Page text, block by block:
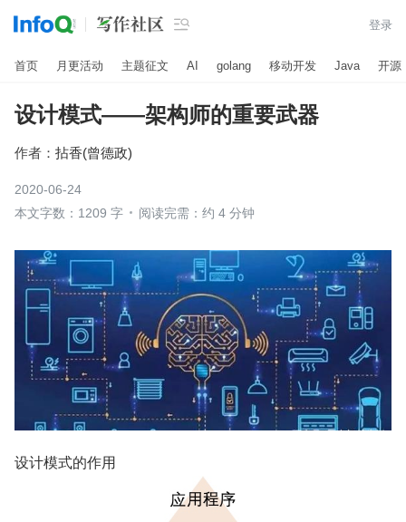
 登录
首页 月更活动 主题征文 AI golang 移动开发 Java 开源
设计模式——架构师的重要武器
作者： 拈香(曾德政)
2020-06-24
本文字数：1209 字
阅读完需：约 4 分钟
设计模式的作用